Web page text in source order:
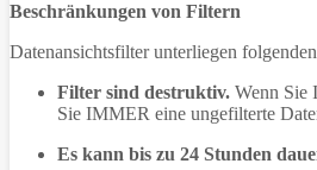
Beschränkungen von Filtern
Datenansichtsfilter unterliegen
Filter sind destruktiv. Wenn Sie
Sie IMMER eine ungefilterte
Es kann bis zu 24 Stunden